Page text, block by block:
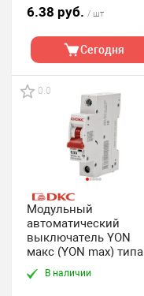
6.38 руб. / шт
Сегодня
0.0
Модульный
автоматический
выключатель YON
макс (YON max) типа
MD63, 1 полюс, хар-ка
C, 50А, 4,5кА DKC
В наличии